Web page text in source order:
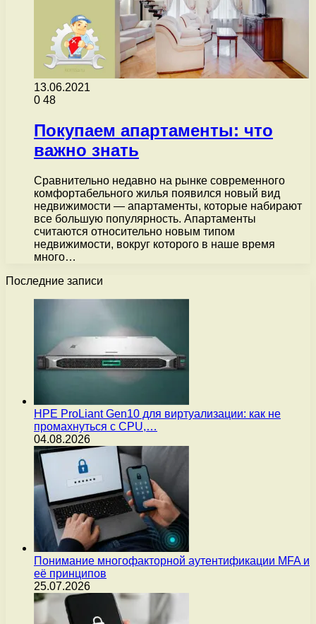
13.06.2021
0 48
Покупаем апартаменты: что
важно знать
Сравнительно недавно на рынке современного
комфортабельного жилья появился новый вид
недвижимости — апартаменты, которые набирают
все большую популярность. Апартаменты
считаются относительно новым типом
недвижимости, вокруг которого в наше время
много…
Последние записи
HPE ProLiant Gen10 для виртуализации: как не
промахнуться с CPU,…
04.08.2026
Понимание многофакторной аутентификации MFA и
её принципов
25.07.2026